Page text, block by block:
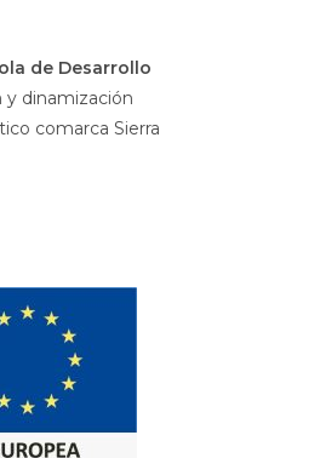
de Desarrollo
dinamización
comarca Sierra